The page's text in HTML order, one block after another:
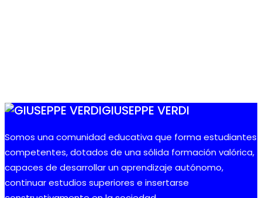
GIUSEPPE VERDI
Somos una comunidad educativa que forma estudiantes
competentes, dotados de una sólida formación valórica,
capaces de desarrollar un aprendizaje autónomo,
continuar estudios superiores e insertarse